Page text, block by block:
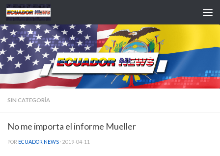
Saltar al contenido
SIN CATEGORÍA
No me importa el informe Mueller
POR ECUADOR NEWS · 2019-04-11